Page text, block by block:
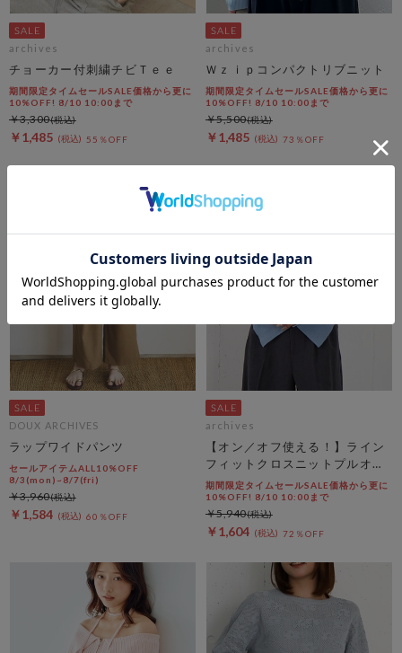
archives
チョーカー付刺繍チビＴｅｅ
期間限定タイムセールSALE価格から更に
10%OFF! 8/10 10:00まで
￥1,485 55％OFF
￥3,300
archives
Ｗｚｉｐコンパクトリブニット
期間限定タイムセールSALE価格から更に
10%OFF! 8/10 10:00まで
￥1,485 73％OFF
￥5,500
DOUX ARCHIVES
ラップワイドパンツ
セールアイテムALL10%OFF
8/3(mon)~8/7(fri)
￥1,584 60％OFF
￥3,960
archives
【オン／オフ使える！】ライン
フィットクロスニットプルオー
バー
期間限定タイムセールSALE価格から更に
10%OFF! 8/10 10:00まで
￥1,604 72％OFF
￥5,940